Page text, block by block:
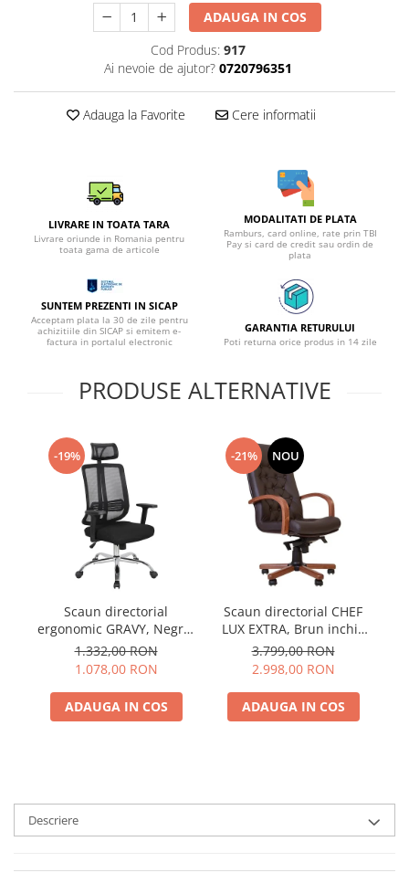
ADAUGA IN COS
Cod Produs: 917
Ai nevoie de ajutor? 0720796351
Adauga la Favorite Cere informatii
LIVRARE IN TOATA TARA
Livrare oriunde in Romania pentru
toata gama de articole
MODALITATI DE PLATA
Ramburs, card online, rate prin TBI
Pay si card de credit sau ordin de
plata
SUNTEM PREZENTI IN SICAP
Acceptam plata la 30 de zile pentru
achizitiile din SICAP si emitem e-
factura in portalul electronic
GARANTIA RETURULUI
Poti returna orice produs in 14 zile
PRODUSE ALTERNATIVE
-19%
Scaun directorial
ergonomic GRAVY, Negru,
Mesh /Textil
1.332,00 RON
1.078,00 RON
ADAUGA IN COS
-21% NOU
Scaun directorial CHEF
LUX EXTRA, Brun inchis
piele naturala
3.799,00 RON
2.998,00 RON
ADAUGA IN COS
Descriere